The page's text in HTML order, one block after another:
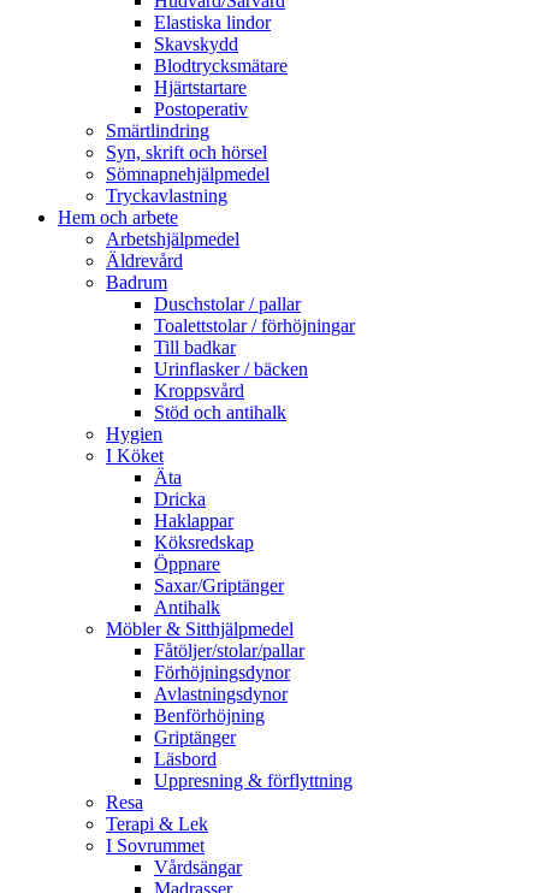
Elastiska lindor
Skavskydd
Blodtrycksmätare
Hjärtstartare
Postoperativ
Smärtlindring
Syn, skrift och hörsel
Sömnapnehjälpmedel
Tryckavlastning
Hem och arbete
Arbetshjälpmedel
Äldrevård
Badrum
Duschstolar / pallar
Toalettstolar / förhöjningar
Till badkar
Urinflasker / bäcken
Kroppsvård
Stöd och antihalk
Hygien
I Köket
Äta
Dricka
Haklappar
Köksredskap
Öppnare
Saxar/Griptänger
Antihalk
Möbler & Sitthjälpmedel
Fåtöljer/stolar/pallar
Förhöjningsdynor
Avlastningsdynor
Benförhöjning
Griptänger
Läsbord
Uppresning & förflyttning
Resa
Terapi & Lek
I Sovrummet
Vårdsängar
Madrasser